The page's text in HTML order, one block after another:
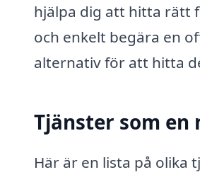
hjälpa dig att hitta rätt
och enkelt begära en
alternativ för att hitta
Tjänster som en
Här är en lista på olika